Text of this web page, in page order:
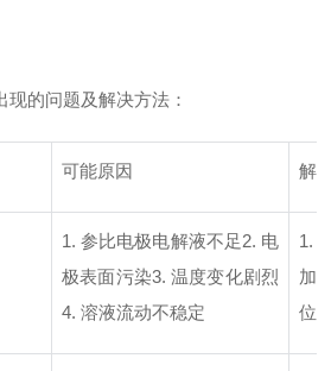
的问题及解决方法：
可能原因 解
1. 参比电极电解液不足2. 电
极表面污染3. 温度变化剧烈
4. 溶液流动不稳定
1.
加
位